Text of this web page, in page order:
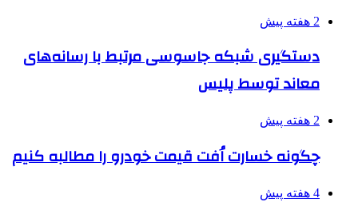
2 هفته پیش
دستگیری شبکه جاسوسی مرتبط با رسانه‌های
معاند توسط پلیس
2 هفته پیش
چگونه خسارت اُفت قیمت خودرو را مطالبه کنیم
4 هفته پیش